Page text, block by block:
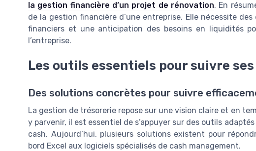
la gestion financière d’un projet de rénovation. En
de la gestion financière d’une entreprise. Elle nécessite
financiers et une anticipation des besoins en liquidités
l’entreprise.
Les outils essentiels pour suivre
Des solutions concrètes pour suivre
La gestion de trésorerie repose sur une vision claire et en
y parvenir, il est essentiel de s’appuyer sur des outils
cash. Aujourd’hui, plusieurs solutions existent pour
bord Excel aux logiciels spécialisés de cash management.